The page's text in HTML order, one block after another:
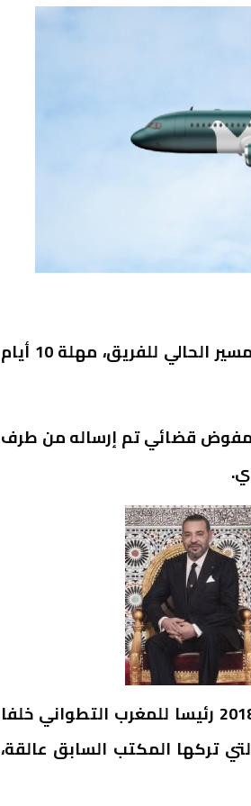
منح الرئيس السابق لنادي المغرب التطواني عبد المالك أبرون، المكتب المسير الحالي للفريق، مهلة 10 أيام
مفوض قضائي تم إرساله من طرف
وتجدر الإشارة، أن محمد رضوان الغازي الذي انتخب شهر يوليوز من سنة 2018 رئيسا للمغرب التطواني خلفا
تركها المكتب السابق عالقة،